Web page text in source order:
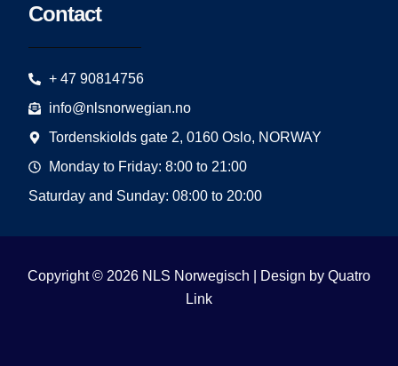
Contact
+ 47 90814756
info@nlsnorwegian.no
Tordenskiolds gate 2, 0160 Oslo, NORWAY
Monday to Friday: 8:00 to 21:00
Saturday and Sunday: 08:00 to 20:00
Copyright © 2026 NLS Norwegisch | Design by Quatro
Link